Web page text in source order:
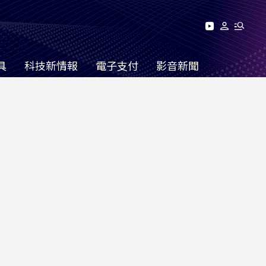
科技新情報 電子支付 影音新聞